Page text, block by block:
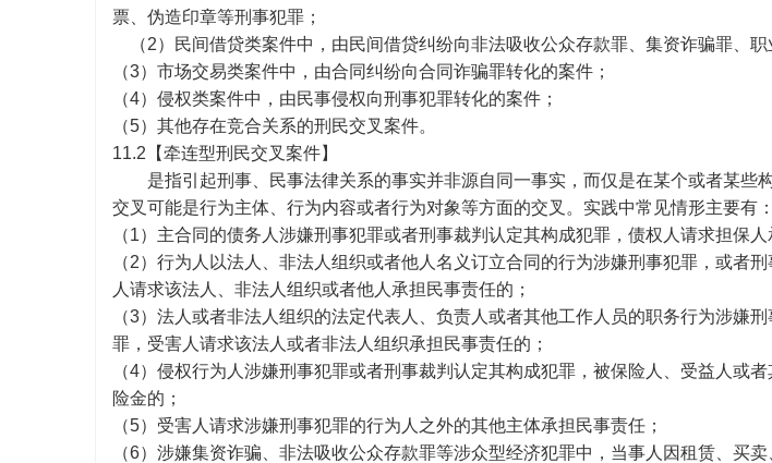
票、伪造印章等刑事犯罪；
（2）民间借贷类案件中，由民间借贷纠纷向非法吸收公众存款罪、集资诈骗罪、职
（3）市场交易类案件中，由合同纠纷向合同诈骗罪转化的案件；
（4）侵权类案件中，由民事侵权向刑事犯罪转化的案件；
（5）其他存在竞合关系的刑民交叉案件。
11.2【牵连型刑民交叉案件】
是指引起刑事、民事法律关系的事实并非源自同一事实，而仅是在某个或者某些
交叉可能是行为主体、行为内容或者行为对象等方面的交叉。实践中常见情形主要有：
（1）主合同的债务人涉嫌刑事犯罪或者刑事裁判认定其构成犯罪，债权人请求担保人
（2）行为人以法人、非法人组织或者他人名义订立合同的行为涉嫌刑事犯罪，或者
人请求该法人、非法人组织或者他人承担民事责任的；
（3）法人或者非法人组织的法定代表人、负责人或者其他工作人员的职务行为涉嫌
罪，受害人请求该法人或者非法人组织承担民事责任的；
（4）侵权行为人涉嫌刑事犯罪或者刑事裁判认定其构成犯罪，被保险人、受益人或
险金的；
（5）受害人请求涉嫌刑事犯罪的行为人之外的其他主体承担民事责任；
（6）涉嫌集资诈骗、非法吸收公众存款罪等涉众型经济犯罪中，当事人因租赁、买